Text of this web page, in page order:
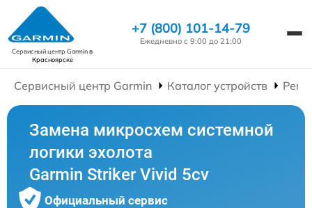
Сервисный центр Garminв
Красноярске
+7 (800) 101-14-79
Ежедневно с 9:00 до 21:00
Сервисный центр Garmin Каталог устройств
Замена микросхем системной
логики эхолота
Garmin Striker Vivid 5cv
Официальный сервис